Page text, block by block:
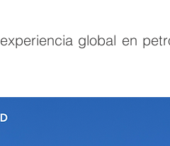
global en